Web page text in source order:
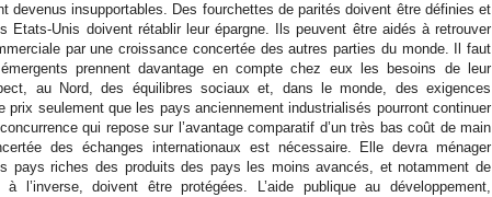
devenus insupportables. Des fourchettes de parités doivent être définies et
Etats-Unis doivent rétablir leur épargne. Ils peuvent être aidés à retrouver
par une croissance concertée des autres parties du monde. Il faut
prennent davantage en compte chez eux les besoins de leur
au Nord, des équilibres sociaux et, dans le monde, des exigences
prix seulement que les pays anciennement industrialisés pourront continuer
qui repose sur l’avantage comparatif d’un très bas coût de main
des échanges internationaux est nécessaire. Elle devra ménager
pays riches des produits des pays les moins avancés, et notamment de
à l’inverse, doivent être protégées. L’aide publique au développement,